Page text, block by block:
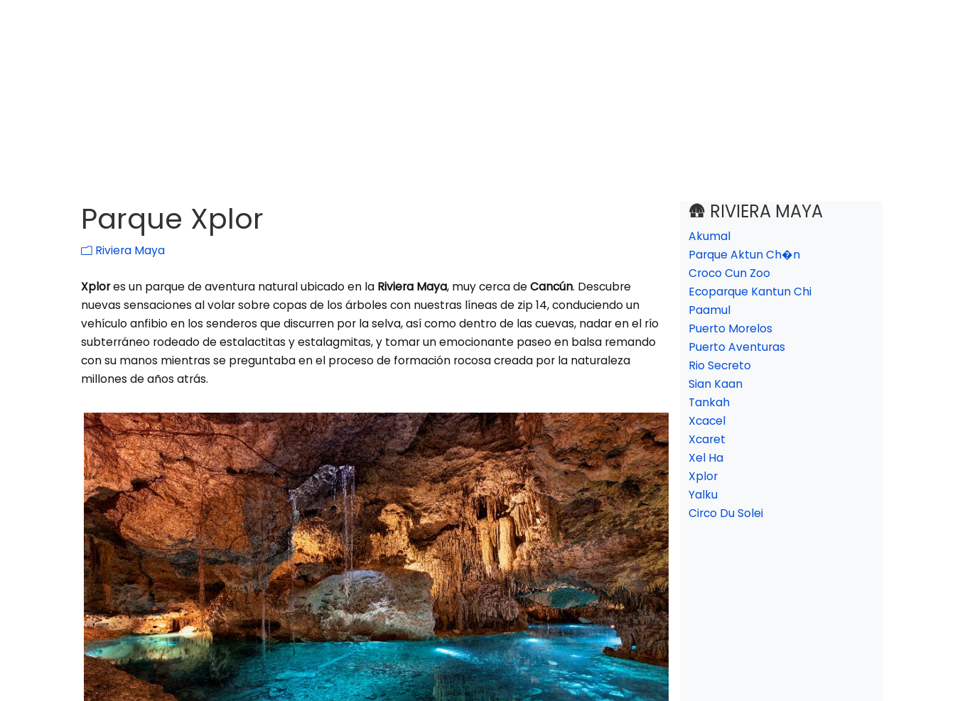
Parque Xplor
Riviera Maya
Xplores un parque de aventura natural ubicado en la Riviera Maya, muy cerca deCancún. Descubre
nuevas sensaciones al volar sobre copas de los árboles con nuestras líneas de zip 14, conduciendo un
vehículo anfibio en los senderos que discurren por la selva, así como dentro de las cuevas, nadar en el río
subterráneo rodeado de estalactitas y estalagmitas, y tomar un emocionante paseo en balsa remando
con su manos mientras se preguntaba en el proceso de formación rocosa creada por la naturaleza
millones de años atrás.
🛖 RIVIERA MAYA
Akumal
Parque Aktun Ch�n
Croco Cun Zoo
Ecoparque Kantun Chi
Paamul
Puerto Morelos
Puerto Aventuras
Rio Secreto
Sian Kaan
Tankah
Xcacel
Xcaret
Xel Ha
Xplor
Yalku
Circo Du Solei